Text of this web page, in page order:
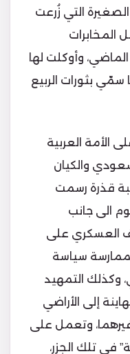
الصغيرة التي زُرعت
المخابرات
وأوكلت لها
بثورات الربيع
الأمة العربية
والكيان
قذرة رسمت
الى جانب
العسكري على
سياسة
وكذلك التمهيد
إلى الأراضي
وتعمل على
في تلك الجزر،